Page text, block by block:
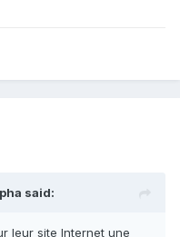
said:
leur site Internet une